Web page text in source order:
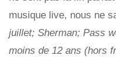
musique live, nous ne
juillet; Sherman; Pass
moins de 12 ans (hors